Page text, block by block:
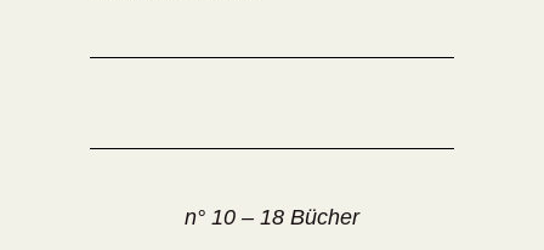
n° 10 – 18 Bücher